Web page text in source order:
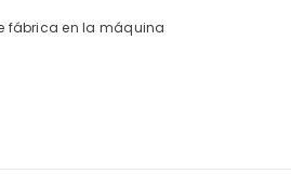
fábrica en la máquina